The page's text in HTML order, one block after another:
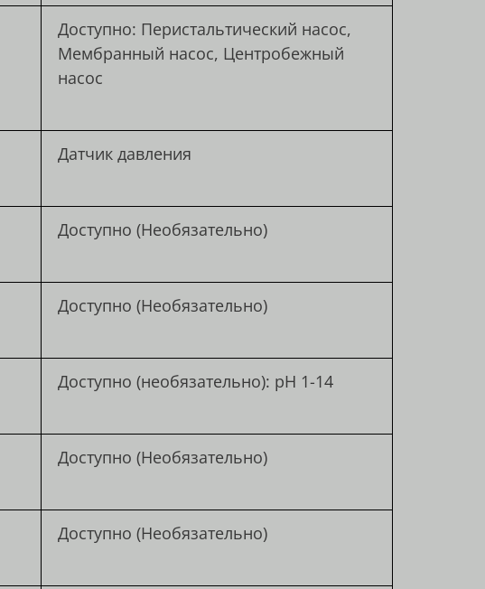
Доступно: Перистальтический насос,
Мембранный насос, Центробежный
насос
Датчик давления
Доступно (Необязательно)
Доступно (Необязательно)
Доступно (необязательно): pH 1-14
Доступно (Необязательно)
Доступно (Необязательно)